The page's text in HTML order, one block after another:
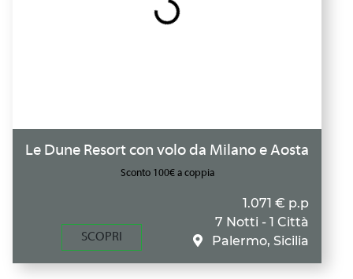
Le Dune Resort con volo da Milano e Aosta
Sconto 100€ a coppia
SCOPRI
1.071 € p.p
7 Notti - 1 Città
Palermo, Sicilia